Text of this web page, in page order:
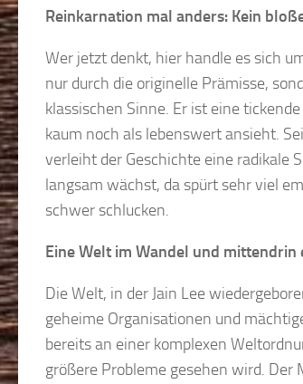
Reinkarnation mal anders: Kein
Wer jetzt denkt, hier handle es sich
nur durch die originelle Prämisse,
klassischen Sinne. Er ist eine
kaum noch als lebenswert ansieht.
verleiht der Geschichte eine radikale
langsam wächst, da spürt sehr viel
schwer schlucken.
Eine Welt im Wandel und mittendrin
Die Welt, in der Jain Lee
geheime Organisationen und
bereits an einer komplexen
größere Probleme gesehen wird.